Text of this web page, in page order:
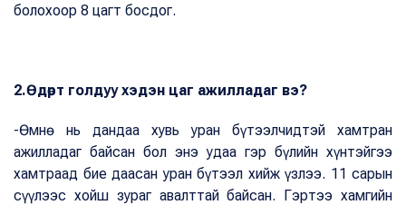
болохоор 8 цагт босдог.
2.Өдөрт голдуу хэдэн цаг ажилладаг вэ?
-Өмнө нь дандаа хувь уран бүтээлчидтэй хамтран
ажилладаг байсан бол энэ удаа гэр бүлийн хүнтэйгээ
хамтраад бие даасан уран бүтээл хийж үзлээ. 11 сарын
сүүлээс хойш зураг авалттай байсан. Гэртээ хамгийн